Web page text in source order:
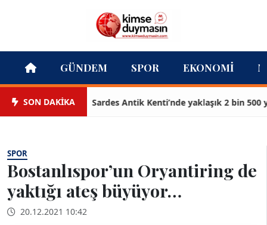
GÜNDEM SPOR EKONOMI
SON DAKİKASardes Antik Kenti’nde yaklaşık 2 bin 500
SPOR
Bostanlıspor’un Oryantiring de
yaktığı ateş büyüyor…
20.12.2021 10:42